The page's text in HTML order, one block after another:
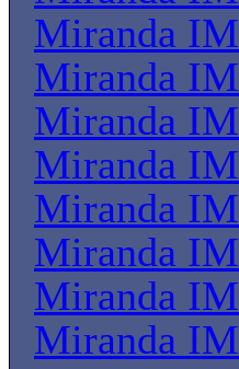
Miranda IM
Miranda IM
Miranda IM
Miranda IM
Miranda IM
Miranda IM
Miranda IM
Miranda IM